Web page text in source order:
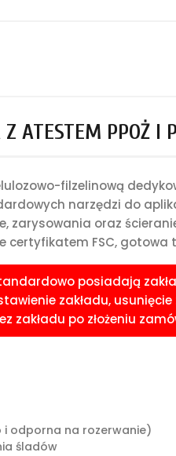
Z ATESTEM PPOŻ I
filzelinową
narzędzi do
zarysowania oraz
FSC,
posiadają
zakładu,
po złożeniu
odporna na rozerwanie)
śladów